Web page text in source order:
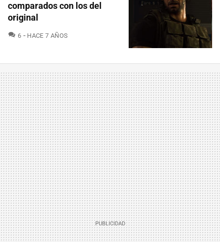
comparados con los del
original
6 COMENTARIOS
HACE 7 AÑOS